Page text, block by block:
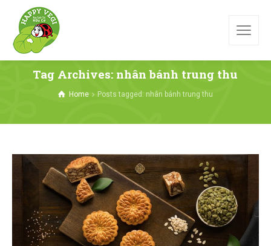
Tag Archives: nhân bánh trung thu
Home Posts tagged: nhân bánh trung thu